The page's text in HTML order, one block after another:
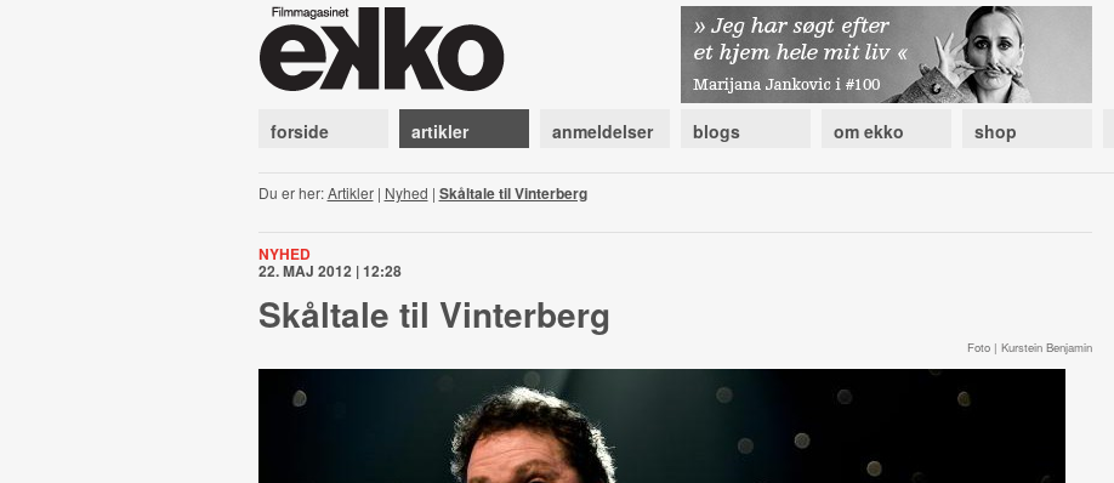
forside artikler anmeldelser blogs om ekko shop
Du er her:Artikler| Nyhed | Skåltale til Vinterberg
NYHED
22. MAJ 2012 | 12:28
Skåltale til Vinterberg
Foto | Kurstein Benjamin